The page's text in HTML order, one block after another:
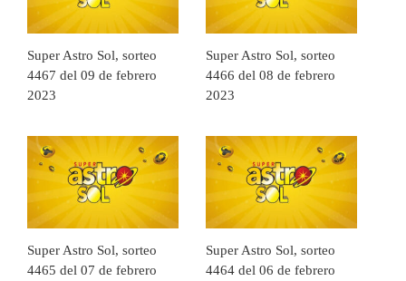
Super Astro Sol, sorteo
4467 del 09 de febrero
2023
Super Astro Sol, sorteo
4466 del 08 de febrero
2023
Super Astro Sol, sorteo
4465 del 07 de febrero
Super Astro Sol, sorteo
4464 del 06 de febrero